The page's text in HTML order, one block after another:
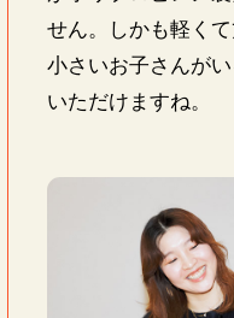
せん。しかも軽く
小さいお子さんが
いただけますね。